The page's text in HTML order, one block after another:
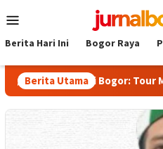
to
Menu
Berita Hari Ini Bogor Raya
Berita Utama
Bupati Bogor: Tour Malasari